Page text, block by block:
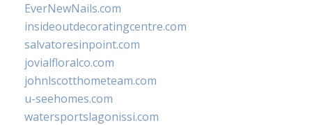
EverNewNails.com
insideoutdecoratingcentre.com
salvatoresinpoint.com
jovialfloralco.com
johnlscotthometeam.com
u-seehomes.com
watersportslagonissi.com